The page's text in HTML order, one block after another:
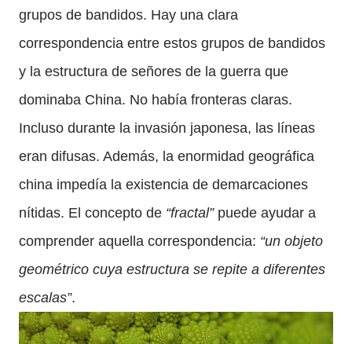
grupos de bandidos. Hay una clara
correspondencia entre estos grupos de bandidos
y la estructura de señores de la guerra que
dominaba China. No había fronteras claras.
Incluso durante la invasión japonesa, las líneas
eran difusas. Además, la enormidad geográfica
china impedía la existencia de demarcaciones
nítidas. El concepto de “fractal”puede ayudar a
comprender aquella correspondencia: “un objeto
geométrico cuya estructura se repite a diferentes
escalas”.